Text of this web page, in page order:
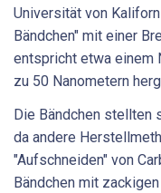
Universität von
Bändchen" mit einer
entspricht etwa einem
zu 50 Nanometern
Die Bändchen stellten
da andere
"Aufschneiden" von
Bändchen mit